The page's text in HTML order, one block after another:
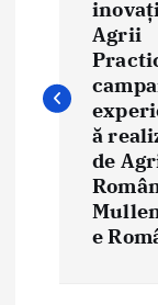
g
Agrii
ă
de
e